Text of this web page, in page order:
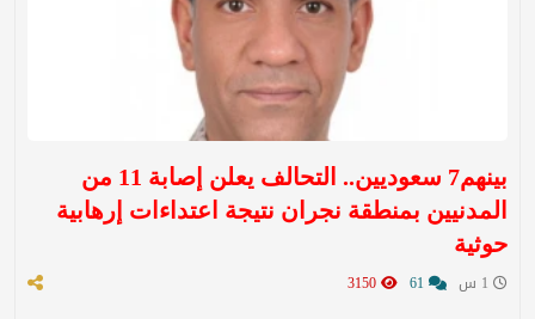
بينهم7 سعوديين.. التحالف يعلن إصابة 11 من
المدنيين بمنطقة نجران نتيجة اعتداءات إرهابية
حوثية